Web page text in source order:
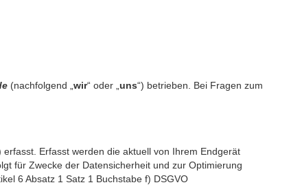
(nachfolgend „ wir“ oder „ uns“) betrieben. Bei Fragen zum
Erfasst werden die aktuell von Ihrem Endgerät
für Zwecke der Datensicherheit und zur Optimierung
6 Absatz 1 Satz 1 Buchstabe f) DSGVO